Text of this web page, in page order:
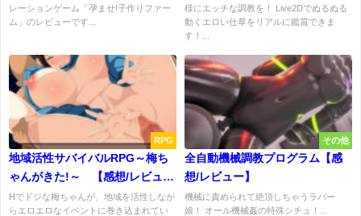
レーションゲーム「孕ませ!子作りファー
ム」のレビューです...
様にエッチな調教を！ Live2Dでぬるぬる
動くエロい仕草をリアルに鑑賞できま
す！...
RPG
地域活性サバイバルRPG～梅ち
ゃんがきた!～ 【感想/レビュ
ー/攻略】
Hでドジな梅ちゃんが、地域を活性しなが
らエロエロなイベントに巻き込まれてい
その他
全自動機械調教プログラム【感
想/レビュー】
機械に責められて絶頂しちゃうラバー
娘！ オール機械姦の特殊シチュ！...